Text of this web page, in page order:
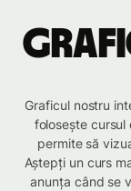
Graficul nostru
folosește cursul
permite să
Aștepți un curs
anunța când se